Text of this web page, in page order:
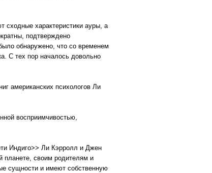
сходные характеристики ауры, а
подтверждено
обнаружено, что со временем
С тех пор началось довольно
американских психологов Ли
восприимчивостью,
Индиго>> Ли Кэрролл и Джен
планете, своим родителям и
сущности и имеют собственную